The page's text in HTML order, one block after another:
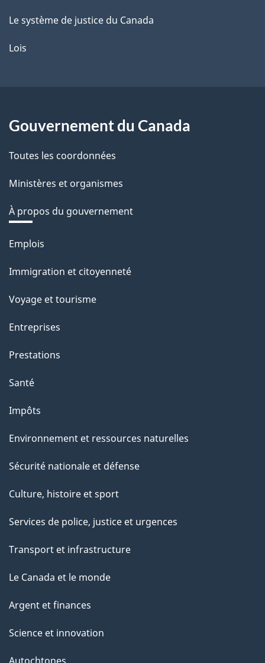
Le système de justice du Canada
Lois
Gouvernement du Canada
Toutes les coordonnées
Ministères et organismes
À propos du gouvernement
Thèmes
sujets
Emplois
Immigration et citoyenneté
Voyage et tourisme
Entreprises
Prestations
Santé
Impôts
Environnement et ressources naturelles
Sécurité nationale et défense
Culture, histoire et sport
Services de police, justice et urgences
Transport et infrastructure
Le Canada et le monde
Argent et finances
Science et innovation